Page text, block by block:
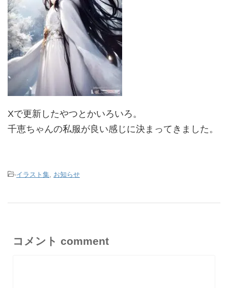
Xで更新したやつとかいろいろ。
千恵ちゃんの私服が良い感じに決まってきました。
-イラスト集, お知らせ
コメント comment